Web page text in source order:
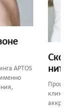
APTOS